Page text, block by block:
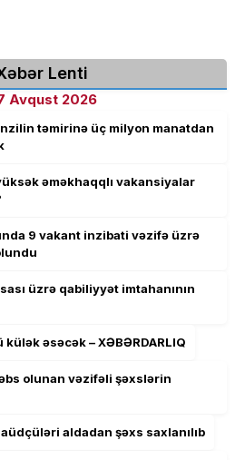
Lenti
Avqust 2026
təmirinə üç milyon manatdan
əməkhaqqlı vakansiyalar
9 vakant inzibati vəzifə üzrə
üzrə qabiliyyət imtahanının
əsəcək – XƏBƏRDARLIQ
olunan vəzifəli şəxslərin
aldadan şəxs saxlanılıb